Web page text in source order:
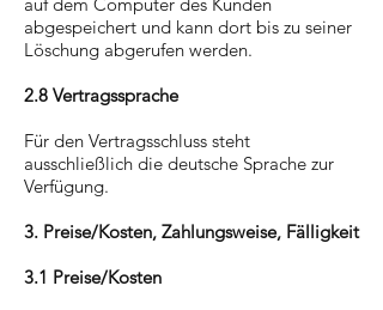
abgespeichert und kann dort bis zu seiner
Löschung abgerufen werden.
2.8 Vertragssprache
Für den Vertragsschluss steht
ausschließlich die deutsche Sprache zur
Verfügung.
3. Preise/Kosten, Zahlungsweise, Fälligkeit
3.1 Preise/Kosten